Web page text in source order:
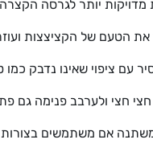
מדויקות יותר לגרסה
את הטעם של הקציצצות
עם ציפוי שאינו נדבק כמו
חצי ולערבב פנימה גם
אם משתמשים בצורות